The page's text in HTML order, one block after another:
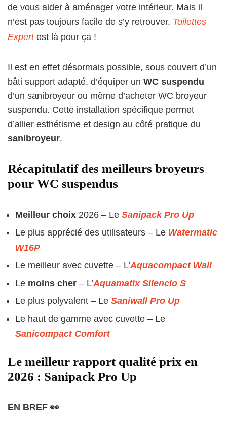
de vous aider à aménager votre intérieur. Mais il
n’est pas toujours facile de s’y retrouver. Toilettes
Expertest là pour ça !
Il est en effet désormais possible, sous couvert d’un
bâti support adapté, d’équiper un WC suspendu
d’un sanibroyeur ou même d’acheter WC broyeur
suspendu. Cette installation spécifique permet
d’allier esthétisme et design au côté pratique du
sanibroyeur.
Récapitulatif des meilleurs broyeurs
pour WC suspendus
Meilleur choix 2026 – Le Sanipack Pro Up
Le plus apprécié des utilisateurs – Le Watermatic
W16P
Le meilleur avec cuvette – L’Aquacompact Wall
Le moins cher – L’Aquamatix Silencio S
Le plus polyvalent – Le Saniwall Pro Up
Le haut de gamme avec cuvette – Le
Sanicompact Comfort
Le meilleur rapport qualité prix en
2026 : Sanipack Pro Up
EN BREF 👀